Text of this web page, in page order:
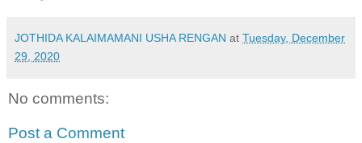
JOTHIDA KALAIMAMANI USHA RENGAN at Tuesday, December
29, 2020
No comments:
Post a Comment